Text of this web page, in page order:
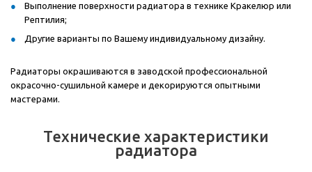
Выполнение поверхности радиатора в технике Кракелюр или
Рептилия;
Другие варианты по Вашему индивидуальному дизайну.
Радиаторы окрашиваются в заводской профессиональной
окрасочно-сушильной камере и декорируются опытными
мастерами.
Технические характеристики
радиатора